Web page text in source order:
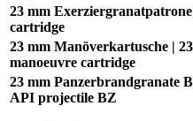
23 mm
cartridge
23 mm Manöverkartusche |
manoeuvre cartridge
23 mm Panzerbrandgranate
API projectile BZ